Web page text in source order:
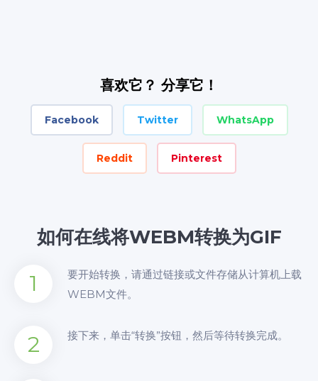
喜欢它？ 分享它！
Facebook Twitter WhatsApp
Reddit Pinterest
如何在线将WEBM转换为GIF
1
要开始转换，请通过链接或文件存储从计算机上载
WEBM文件。
2 接下来，单击“转换”按钮，然后等待转换完成。